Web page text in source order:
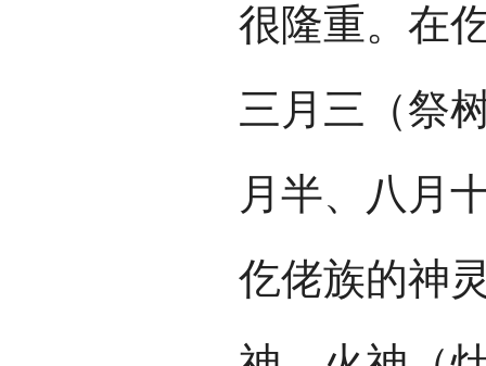
很隆重。在
三月三（祭
月半、八月
仡佬族的神